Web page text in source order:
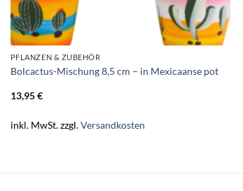
PFLANZEN & ZUBEHÖR
Bolcactus-Mischung 8,5 cm – in Mexicaanse pot
13,95€
inkl. MwSt.zzgl.Versandkosten